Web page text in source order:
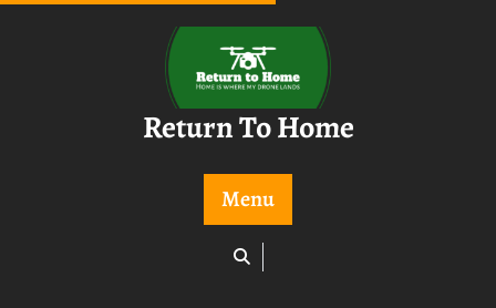
Skip
Return To Home
Menu